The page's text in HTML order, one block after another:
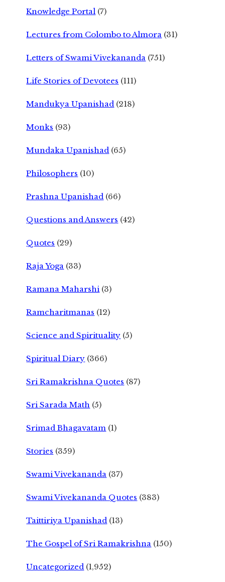
Knowledge Portal (7)
Lectures from Colombo to Almora (31)
Letters of Swami Vivekananda (751)
Life Stories of Devotees (111)
Mandukya Upanishad (218)
Monks (93)
Mundaka Upanishad (65)
Philosophers (10)
Prashna Upanishad (66)
Questions and Answers (42)
Quotes (29)
Raja Yoga (33)
Ramana Maharshi (3)
Ramcharitmanas (12)
Science and Spirituality (5)
Spiritual Diary (366)
Sri Ramakrishna Quotes (87)
Sri Sarada Math (5)
Srimad Bhagavatam (1)
Stories (359)
Swami Vivekananda (37)
Swami Vivekananda Quotes (383)
Taittiriya Upanishad (13)
The Gospel of Sri Ramakrishna (150)
Uncategorized (1,952)